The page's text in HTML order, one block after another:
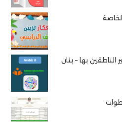
الناطقين بها – بنان